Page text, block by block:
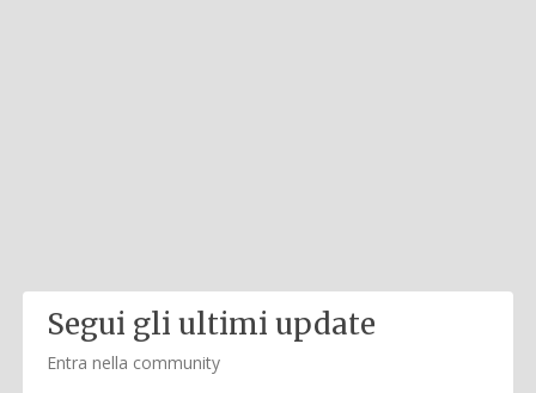
Segui gli ultimi update
Entra nella community